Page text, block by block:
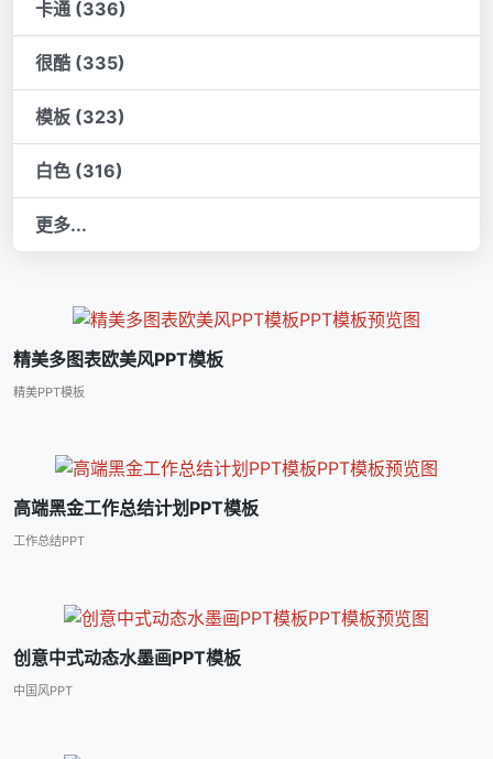
卡通 (336)
很酷 (335)
模板 (323)
白色 (316)
更多...
精美多图表欧美风PPT模板
精美PPT模板
高端黑金工作总结计划PPT模板
工作总结PPT
创意中式动态水墨画PPT模板
中国风PPT